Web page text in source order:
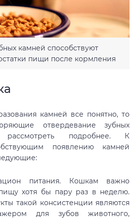
камней способствуют
пищи после кормления
камней все понятно, то
отвердевание зубных
подробнее. К
появлению камней
питания. Кошкам важно
хотя бы пару раз в неделю.
такой консистенции являются
для зубов животного,